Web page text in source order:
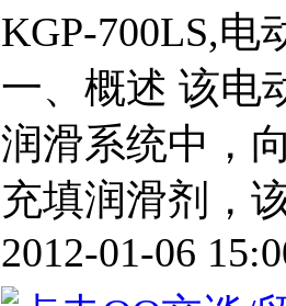
KGP-700LS,电
一、概述 该电
润滑系统中，
充填润滑剂，
2012-01-06